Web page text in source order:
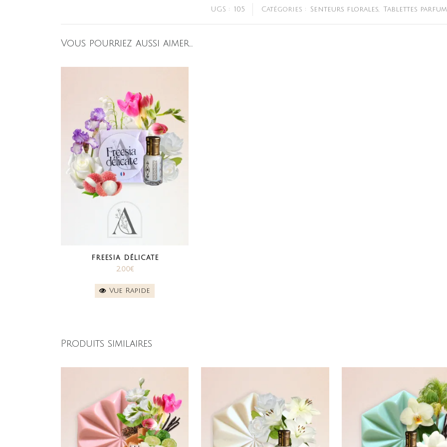
UGS : 105 Catégories : Senteurs florales Tablettes
Vous pourriez aussi aimer…
FREESIA DÉLICATE
2.00€
Vue Rapide
Produits similaires